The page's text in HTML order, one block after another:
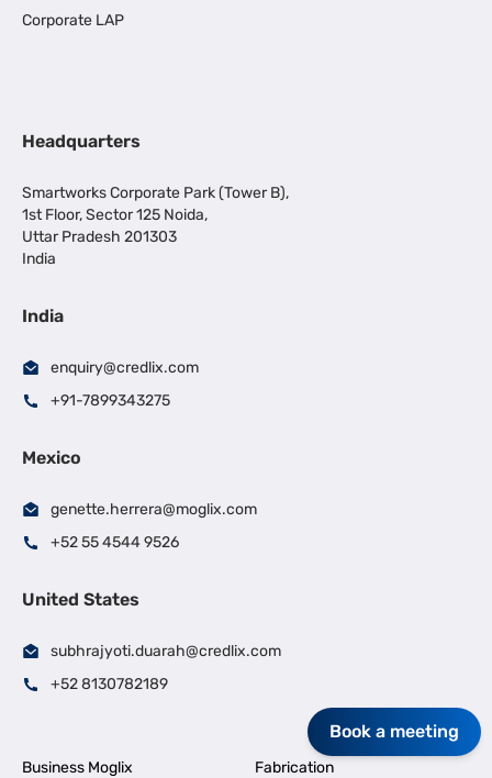
Corporate LAP
Headquarters
Smartworks Corporate Park (Tower B),
1st Floor, Sector 125 Noida,
Uttar Pradesh 201303
India
India
enquiry@credlix.com
+91-7899343275
Mexico
genette.herrera@moglix.com
+52 55 4544 9526
United States
subhrajyoti.duarah@credlix.com
+52 8130782189
Business Moglix Fabrication
Book a meeting